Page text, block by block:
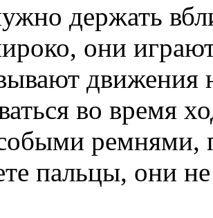
держать
они
движения
во время
ремнями,
пальцы, они